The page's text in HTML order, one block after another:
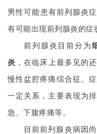
男性可能患有前列腺炎
有可能出现前列腺炎的症
前列腺炎目前分为
炎 ，在临床上最多见的
慢性盆腔疼痛综合征。
一定关系，主要表现为
急、下腹疼痛等。
目前前列腺炎病因